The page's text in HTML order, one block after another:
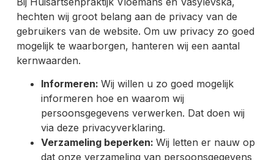
hechten wij groot belang aan de privacy van de
gebruikers van de website. Om uw privacy zo goed
mogelijk te waarborgen, hanteren wij een aantal
kernwaarden.
Informeren: Wij willen u zo goed mogelijk
informeren hoe en waarom wij
persoonsgegevens verwerken. Dat doen wij
via deze privacyverklaring.
Verzameling beperken: Wij letten er nauw op
dat onze verzameling van persoonsgegevens